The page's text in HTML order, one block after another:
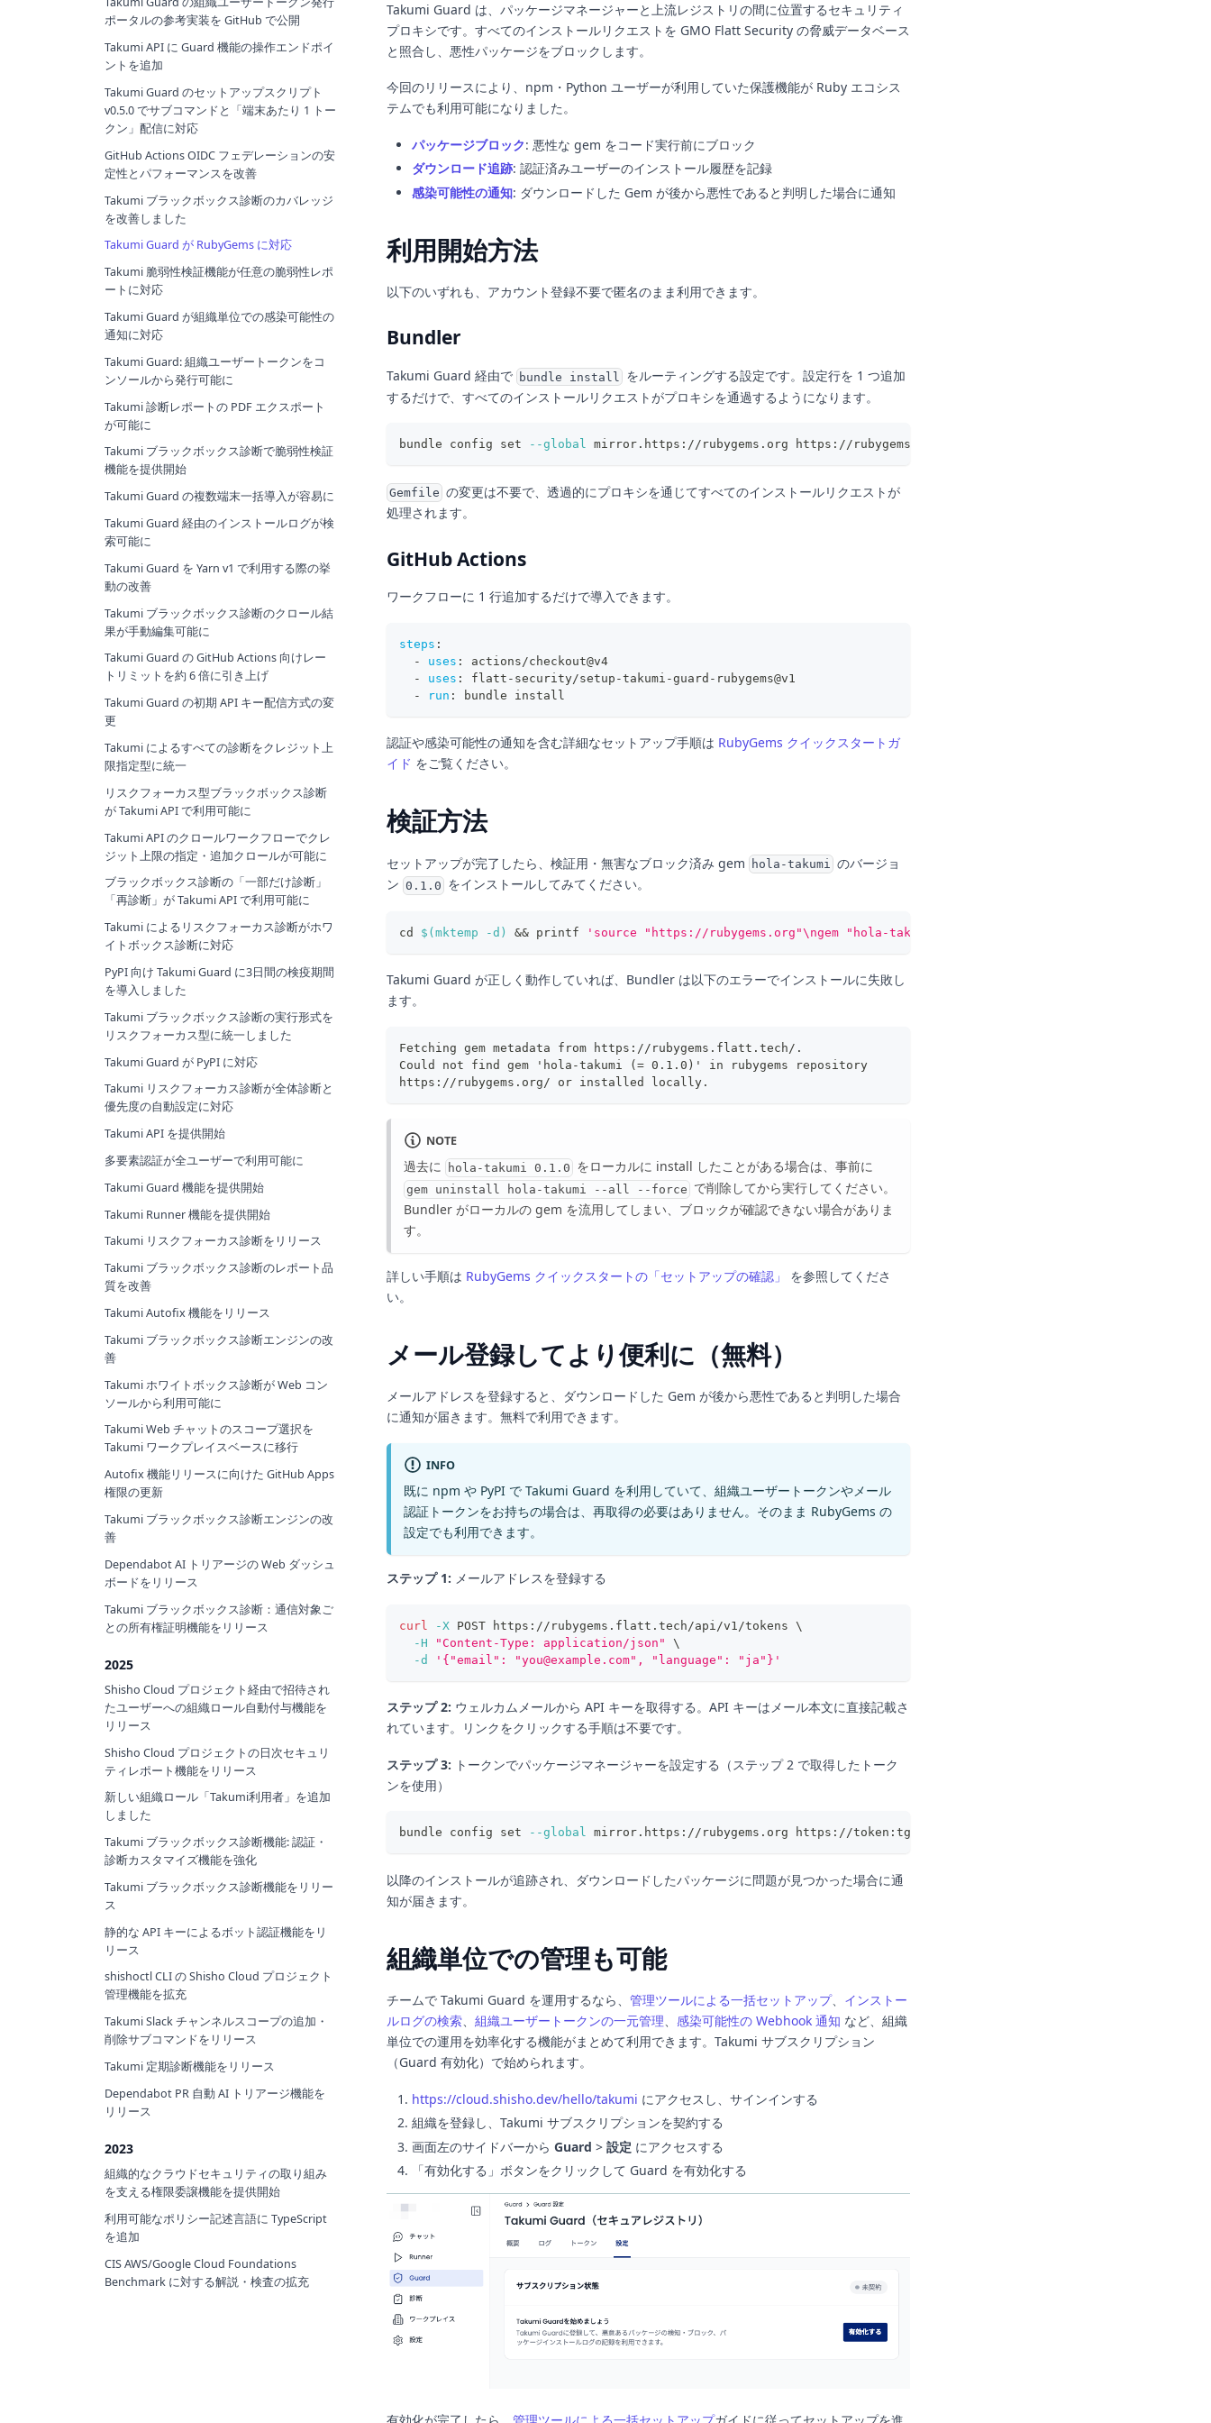
ポータルの参考実装を GitHub で公開
Takumi API に Guard 機能の操作エンドポイ
ントを追加
Takumi Guard のセットアップスクリプト
v0.5.0 でサブコマンドと「端末あたり 1 トー
クン」配信に対応
GitHub Actions OIDC フェデレーションの安
定性とパフォーマンスを改善
Takumi ブラックボックス診断のカバレッジ
を改善しました
Takumi Guard が RubyGems に対応
Takumi 脆弱性検証機能が任意の脆弱性レポ
ートに対応
Takumi Guard が組織単位での感染可能性の
通知に対応
Takumi Guard: 組織ユーザートークンをコ
ンソールから発行可能に
Takumi 診断レポートの PDF エクスポート
が可能に
Takumi ブラックボックス診断で脆弱性検証
機能を提供開始
Takumi Guard の複数端末一括導入が容易に
Takumi Guard 経由のインストールログが検
索可能に
Takumi Guard を Yarn v1 で利用する際の挙
動の改善
Takumi ブラックボックス診断のクロール結
果が手動編集可能に
Takumi Guard の GitHub Actions 向けレー
トリミットを約 6 倍に引き上げ
Takumi Guard の初期 API キー配信方式の変
更
Takumi によるすべての診断をクレジット上
限指定型に統一
リスクフォーカス型ブラックボックス診断
が Takumi API で利用可能に
Takumi API のクロールワークフローでクレ
ジット上限の指定・追加クロールが可能に
ブラックボックス診断の「一部だけ診断」
「再診断」が Takumi API で利用可能に
Takumi によるリスクフォーカス診断がホワ
イトボックス診断に対応
PyPI 向け Takumi Guard に3日間の検疫期間
を導入しました
Takumi ブラックボックス診断の実行形式を
リスクフォーカス型に統一しました
Takumi Guard が PyPI に対応
Takumi リスクフォーカス診断が全体診断と
優先度の自動設定に対応
Takumi API を提供開始
多要素認証が全ユーザーで利用可能に
Takumi Guard 機能を提供開始
Takumi Runner 機能を提供開始
Takumi リスクフォーカス診断をリリース
Takumi ブラックボックス診断のレポート品
質を改善
Takumi Autofix 機能をリリース
Takumi ブラックボックス診断エンジンの改
善
Takumi ホワイトボックス診断が Web コン
ソールから利用可能に
Takumi Web チャットのスコープ選択を
Takumi ワークプレイスベースに移行
Autofix 機能リリースに向けた GitHub Apps
権限の更新
Takumi ブラックボックス診断エンジンの改
善
Dependabot AI トリアージの Web ダッシュ
ボードをリリース
Takumi ブラックボックス診断：通信対象ご
との所有権証明機能をリリース
2025
Shisho Cloud プロジェクト経由で招待され
たユーザーへの組織ロール自動付与機能を
リリース
Shisho Cloud プロジェクトの日次セキュリ
ティレポート機能をリリース
新しい組織ロール「Takumi利用者」を追加
しました
Takumi ブラックボックス診断機能: 認証・
診断カスタマイズ機能を強化
Takumi ブラックボックス診断機能をリリー
ス
静的な API キーによるボット認証機能をリ
リース
shishoctl CLI の Shisho Cloud プロジェクト
管理機能を拡充
Takumi Slack チャンネルスコープの追加・
削除サブコマンドをリリース
Takumi 定期診断機能をリリース
Dependabot PR 自動 AI トリアージ機能を
リリース
2023
組織的なクラウドセキュリティの取り組み
を支える権限委譲機能を提供開始
利用可能なポリシー記述言語に TypeScript
を追加
CIS AWS/Google Cloud Foundations
Benchmark に対する解説・検査の拡充
Takumi Guard は、パッケージマネージャーと上流レジストリの間に位置するセキュリティ
プロキシです。すべてのインストールリクエストを GMO Flatt Security の脅威データベース
と照合し、悪性パッケージをブロックします。
今回のリリースにより、npm・Python ユーザーが利用していた保護機能が Ruby エコシス
テムでも利用可能になりました。
パッケージブロック: 悪性な gem をコード実行前にブロック
ダウンロード追跡: 認証済みユーザーのインストール履歴を記録
感染可能性の通知: ダウンロードした Gem が後から悪性であると判明した場合に通知
利用開始方法
以下のいずれも、アカウント登録不要で匿名のまま利用できます。
Bundler
Takumi Guard 経由で bundle install をルーティングする設定です。設定行を 1 つ追加
するだけで、すべてのインストールリクエストがプロキシを通過するようになります。
bundle config set --global mirror.https://rubygems.org https://rubygems.flatt.tech/
Gemfile の変更は不要で、透過的にプロキシを通じてすべてのインストールリクエストが
処理されます。
GitHub Actions
ワークフローに 1 行追加するだけで導入できます。
steps :
-
uses :
actions/checkout@v4
-
uses : flatt - security/setup -takumi -guard - rubygems@v1
-
run : bundle install
認証や感染可能性の通知を含む詳細なセットアップ手順は RubyGems クイックスタートガ
イド をご覧ください。
検証方法
セットアップが完了したら、検証用・無害なブロック済み gem hola-takumi のバージョ
ン 0.1.0 をインストールしてみてください。
cd $(mktemp -d ) && printf 'source "https://rubygems.org"\ngem "hola-takumi", "0.1.0"\n'
Takumi Guard が正しく動作していれば、Bundler は以下のエラーでインストールに失敗し
ます。
Fetching gem metadata from https://rubygems.flatt.tech/.
Could not find gem 'hola-takumi (= 0.1.0)' in rubygems repository
https://rubygems.org/ or installed locally.
NOTE
過去に hola-takumi 0.1.0 をローカルに install したことがある場合は、事前に
gem uninstall hola-takumi --all --force で削除してから実行してください。
Bundler がローカルの gem を流用してしまい、ブロックが確認できない場合がありま
す。
詳しい手順は RubyGems クイックスタートの「セットアップの確認」
を参照してくださ
い。
メール登録してより便利に（無料）
メールアドレスを登録すると、ダウンロードした Gem が後から悪性であると判明した場合
に通知が届きます。無料で利用できます。
INFO
既に npm や PyPI で Takumi Guard を利用していて、組織ユーザートークンやメール
認証トークンをお持ちの場合は、再取得の必要はありません。そのまま RubyGems の
設定でも利用できます。
ステップ 1: メールアドレスを登録する
curl -X POST https://rubygems.flatt.tech/api/v1/tokens \
-H
"Content-Type: application/json"
\
-d
'{"email": "you@example.com", "language": "ja"}'
ステップ 2: ウェルカムメールから API キーを取得する。API キーはメール本文に直接記載さ
れています。リンクをクリックする手順は不要です。
ステップ 3: トークンでパッケージマネージャーを設定する（ステップ 2 で取得したトーク
ンを使用）
bundle config set --global mirror.https://rubygems.org https://token:tg_anon_xxxxxx@rubygems.flatt.tech/
以降のインストールが追跡され、ダウンロードしたパッケージに問題が見つかった場合に通
知が届きます。
組織単位での管理も可能
チームで Takumi Guard を運用するなら、 管理ツールによる一括セットアップ、 インストー
ルログの検索、 組織ユーザートークンの一元管理、 感染可能性の Webhook 通知 など、組織
単位での運用を効率化する機能がまとめて利用できます。Takumi サブスクリプション
（Guard 有効化）で始められます。
https://cloud.shisho.dev/hello/takumi にアクセスし、サインインする
組織を登録し、Takumi サブスクリプションを契約する
画面左のサイドバーから Guard > 設定 にアクセスする
「有効化する」ボタンをクリックして Guard を有効化する